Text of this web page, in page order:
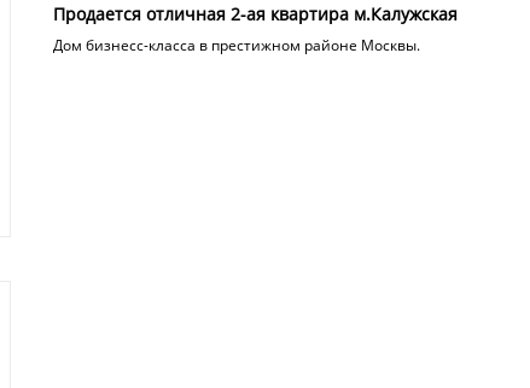
Продается отличная 2-ая квартира м.Калужская
Дом бизнесс-класса в престижном районе Москвы.